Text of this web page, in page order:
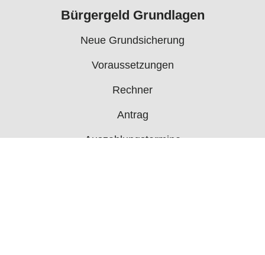
Bürgergeld Grundlagen
Neue Grundsicherung
Voraussetzungen
Rechner
Antrag
Auszahlungstermine